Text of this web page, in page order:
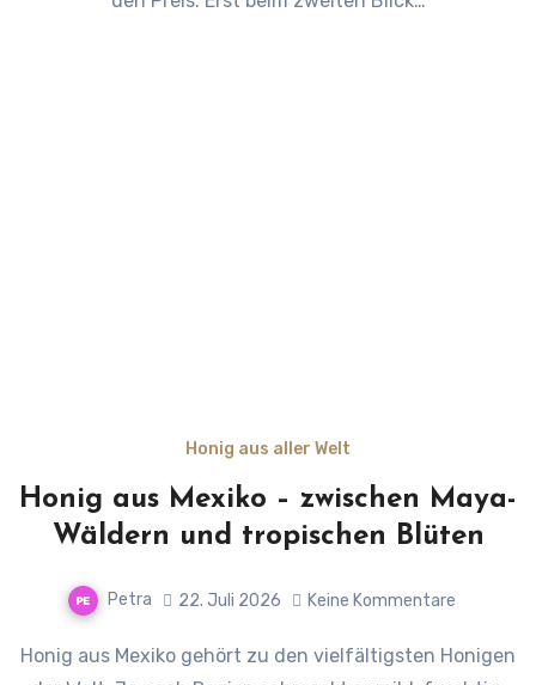
Honig aus aller Welt
Honig aus Mexiko – zwischen Maya-
Wäldern und tropischen Blüten
Petra 22. Juli 2026 Keine Kommentare
Honig aus Mexiko gehört zu den vielfältigsten Honigen